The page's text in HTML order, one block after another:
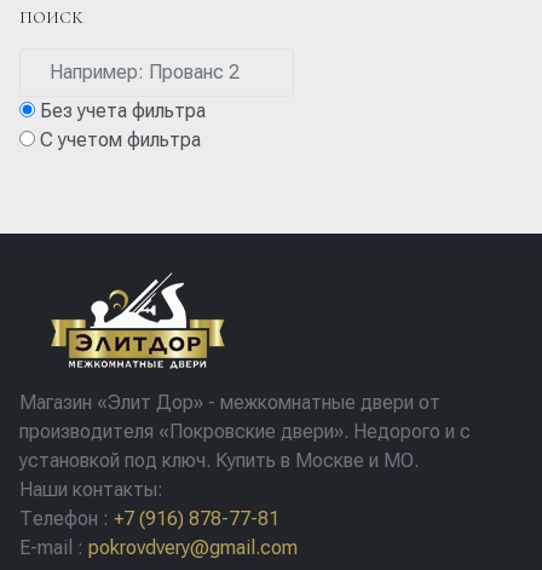
ПОИСК
Без учета фильтра
С учетом фильтра
Магазин «Элит Дор» - межкомнатные двери от
производителя «Покровские двери». Недорого и с
установкой под ключ. Купить в Москве и МО.
Наши контакты:
Телефон : +7 (916) 878-77-81
E-mail : pokrovdvery@gmail.com